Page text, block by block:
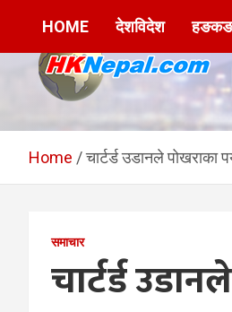
हङकङबाट
hknepal, hknepal.com, hk nepal, hk
HOME देशविदेश हङकङ
Home चार्टर्ड उडानले पोखराका
समाचार
चार्टर्ड